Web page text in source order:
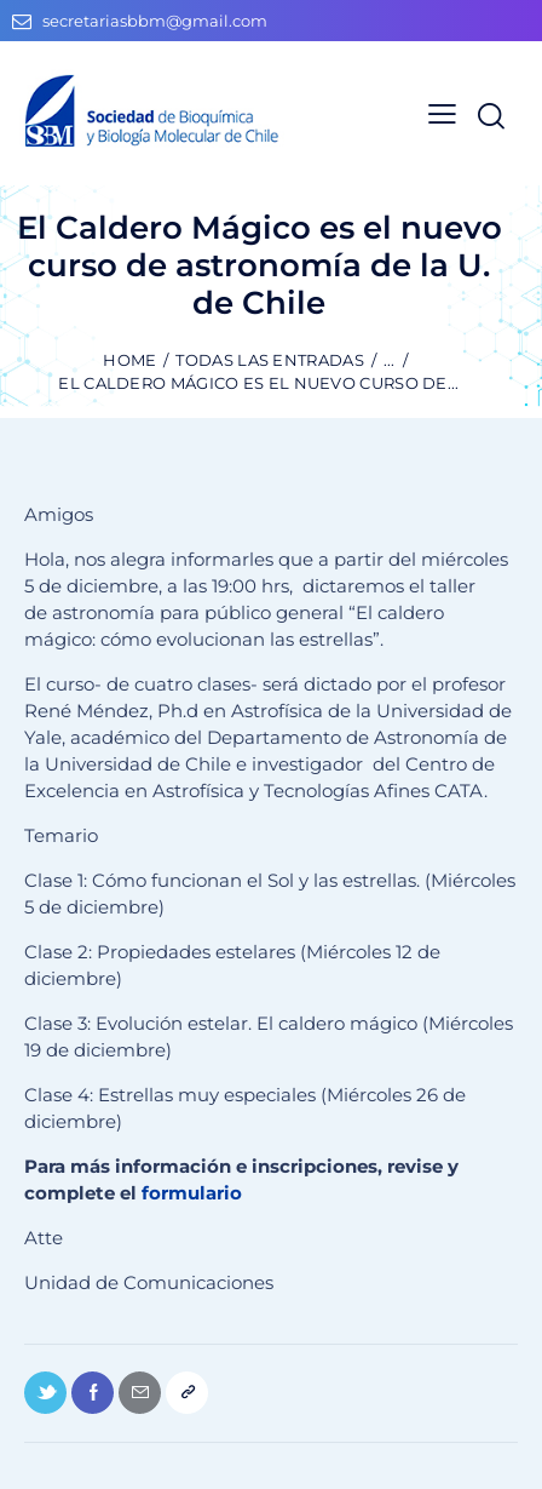
secretariasbbm@gmail.com
El Caldero Mágico es el nuevo
curso de astronomía de la U.
de Chile
HOME TODAS LAS ENTRADAS
...
EL CALDERO MÁGICO ES EL NUEVO CURSO DE...
Amigos
Hola, nos alegra informarles que a partir del miércoles
5 de diciembre, a las 19:00 hrs, dictaremos el taller
de astronomía para público general “El caldero
mágico: cómo evolucionan las estrellas”.
El curso- de cuatro clases- será dictado por el profesor
René Méndez, Ph.d en Astrofísica de la Universidad de
Yale, académico del Departamento de Astronomía de
la Universidad de Chile e investigador del Centro de
Excelencia en Astrofísica y Tecnologías Afines CATA.
Temario
Clase 1: Cómo funcionan el Sol y las estrellas. (Miércoles
5 de diciembre)
Clase 2: Propiedades estelares (Miércoles 12 de
diciembre)
Clase 3: Evolución estelar. El caldero mágico (Miércoles
19 de diciembre)
Clase 4: Estrellas muy especiales (Miércoles 26 de
diciembre)
Para más información e inscripciones, revise y
complete el formulario
Atte
Unidad de Comunicaciones